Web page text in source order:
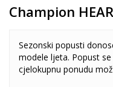
Champion
Sezonski popusti
modele ljeta. Popust
cjelokupnu ponudu